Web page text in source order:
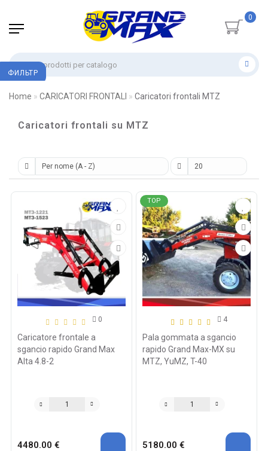
0
Home CARICATORI FRONTALI Caricatori frontali MTZ
Caricatori frontali su MTZ
0
Caricatore frontale a
sgancio rapido Grand Max
Alta 4.8-2
4480.00 €
4
Pala gommata a sgancio
rapido Grand Max-MX su
MTZ, YuMZ, T-40
TOP
5180.00 €
ФИЛЬТР